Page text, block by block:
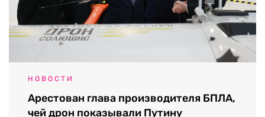
НОВОСТИ
Арестован глава производителя БПЛА,
чей дрон показывали Путину